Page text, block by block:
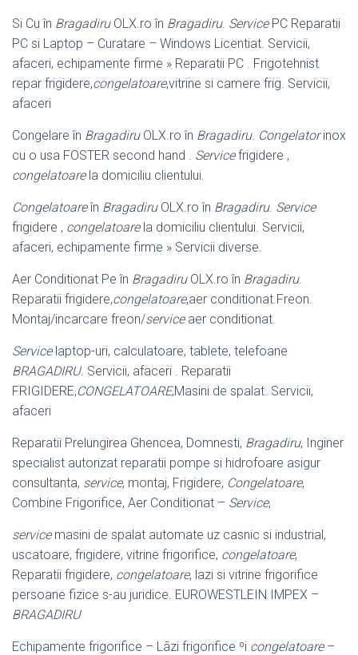
Si Cu în BragadiruOLX.ro în Bragadiru. ServicePC Reparatii
PC si Laptop – Curatare – Windows Licentiat. Servicii,
afaceri, echipamente firme » Reparatii PC . Frigotehnist
repar frigidere,congelatoare,vitrine si camere frig. Servicii,
afaceri
Congelare în BragadiruOLX.ro în Bragadiru. Congelatorinox
cu o usa FOSTER second hand . Servicefrigidere ,
congelatoarela domiciliu clientului.
Congelatoareîn BragadiruOLX.ro în Bragadiru. Service
frigidere , congelatoarela domiciliu clientului. Servicii,
afaceri, echipamente firme » Servicii diverse.
Aer Conditionat Pe în BragadiruOLX.ro în Bragadiru.
Reparatii frigidere,congelatoare,aer conditionat.Freon.
Montaj/incarcare freon/serviceaer conditionat.
Servicelaptop-uri, calculatoare, tablete, telefoane
BRAGADIRU. Servicii, afaceri . Reparatii
FRIGIDERE,CONGELATOARE,Masini de spalat. Servicii,
afaceri
Reparatii Prelungirea Ghencea, Domnesti, Bragadiru, Inginer
specialist autorizat reparatii pompe si hidrofoare asigur
consultanta, service, montaj, Frigidere, Congelatoare,
Combine Frigorifice, Aer Conditionat – Service,
servicemasini de spalat automate uz casnic si industrial,
uscatoare, frigidere, vitrine frigorifice, congelatoare,
Reparatii frigidere, congelatoare, lazi si vitrine frigorifice
persoane fizice s-au juridice. EUROWESTLEIN IMPEX –
BRAGADIRU
Echipamente frigorifice – Lãzi frigorifice ºi congelatoare–